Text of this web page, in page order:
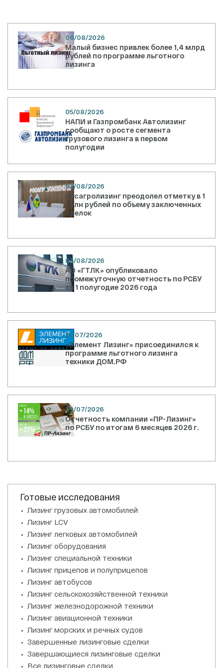
06/08/2026
Малый бизнес привлек более 1,4 млрд
рублей по программе льготного
лизинга
05/08/2026
НАПИ и Газпромбанк Автолизинг
сообщают о росте сегмента
грузового лизинга в первом
полугодии
03/08/2026
Росагролизинг преодолел отметку в 1
трлн рублей по объему заключенных
сделок
03/08/2026
АО «ГТЛК» опубликовало
промежуточную отчетность по РСБУ
за 1 полугодие 2026 года
31/07/2026
«Элемент Лизинг» присоединился к
программе льготного лизинга
техники ДОМ.РФ
30/07/2026
Отчетность компании «ПР-Лизинг»
по РСБУ по итогам 6 месяцев 2026 г.
Готовые исследования
Лизинг грузовых автомобилей
Лизинг LCV
Лизинг легковых автомобилей
Лизинг оборудования
Лизинг специальной техники
Лизинг прицепов и полуприцепов
Лизинг автобусов
Лизинг сельскохозяйственной техники
Лизинг железнодорожной техники
Лизинг авиационной техники
Лизинг морских и речных судов
Завершенные лизинговые сделки
Завершающиеся лизинговые сделки
Все лизинговые сделки